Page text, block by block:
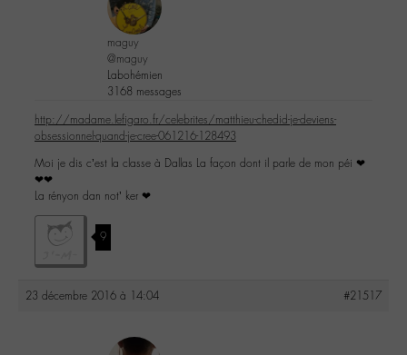
maguy
@maguy
Labohémien
3168 messages
http://madame.lefigaro.fr/celebrites/matthieu-chedid-je-deviens-
obsessionnel-quand-je-cree-061216-128493
Moi je dis c’est la classe à Dallas La façon dont il parle de mon péi ❤
❤❤
La rényon dan not’ ker ❤
9
23 décembre 2016 à 14:04 #21517